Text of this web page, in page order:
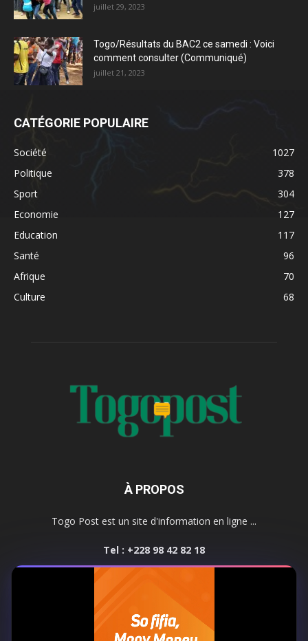
juillet 29, 2023
Togo/Résultats du BAC2 ce samedi : Voici
comment consulter (Communiqué)
juillet 21, 2023
CATÉGORIE POPULAIRE
Société
1027
Politique
378
Sport
304
Economie
127
Education
117
Santé
96
Afrique
70
Culture
68
À PROPOS
Togo Post est un site d'information en ligne ...
Tel : +228 98 42 82 18
SUIVEZ NOUS